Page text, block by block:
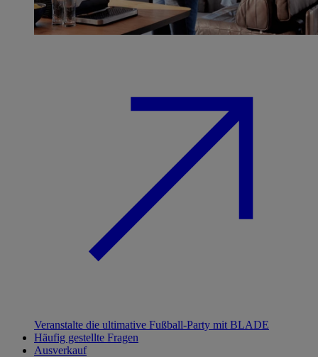
Veranstalte die ultimative Fußball-Party mit BLADE
Häufig gestellte Fragen
Ausverkauf